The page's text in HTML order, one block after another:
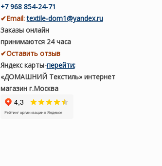
+7 968 854-24-71
✔Email: textile-dom1@yandex.ru
Заказы онлайн
принимаются 24 часа
✔Оставить отзыв
Яндекс карты-перейти;
«ДОМАШНИЙ Текстиль» интернет
магазин г.Москва